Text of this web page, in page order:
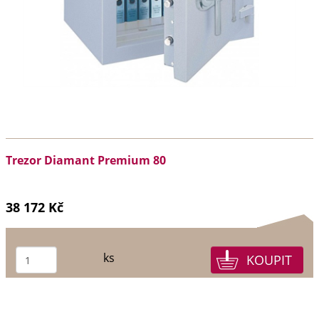
Trezor Diamant Premium 80
38 172 Kč
ks